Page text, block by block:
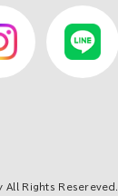
All Rights Resereved.